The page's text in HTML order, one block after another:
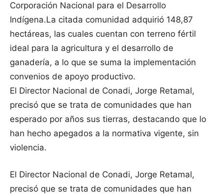
Corporación Nacional para el Desarrollo
Indígena.La citada comunidad adquirió 148,87
hectáreas, las cuales cuentan con terreno fértil
ideal para la agricultura y el desarrollo de
ganadería, a lo que se suma la implementación
convenios de apoyo productivo.
El Director Nacional de Conadi, Jorge Retamal,
precisó que se trata de comunidades que han
esperado por años sus tierras, destacando que lo
han hecho apegados a la normativa vigente, sin
violencia.
El Director Nacional de Conadi, Jorge Retamal,
precisó que se trata de comunidades que han